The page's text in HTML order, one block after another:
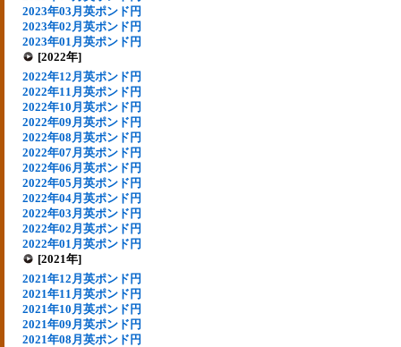
2023年03月英ポンド円
2023年02月英ポンド円
2023年01月英ポンド円
[2022年]
2022年12月英ポンド円
2022年11月英ポンド円
2022年10月英ポンド円
2022年09月英ポンド円
2022年08月英ポンド円
2022年07月英ポンド円
2022年06月英ポンド円
2022年05月英ポンド円
2022年04月英ポンド円
2022年03月英ポンド円
2022年02月英ポンド円
2022年01月英ポンド円
[2021年]
2021年12月英ポンド円
2021年11月英ポンド円
2021年10月英ポンド円
2021年09月英ポンド円
2021年08月英ポンド円